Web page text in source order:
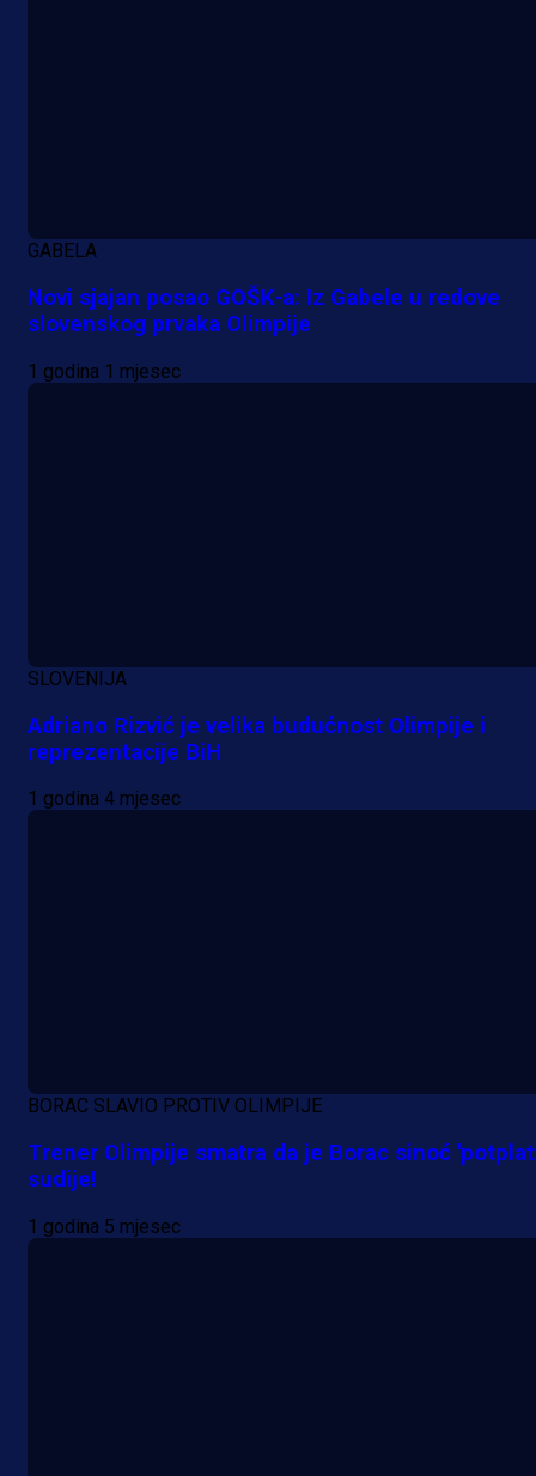
A Selekcija
GABELA
Novi sjajan posao GOŠK-a: Iz Gabele u redove
slovenskog prvaka Olimpije
1 godina 1 mjesec
SLOVENIJA
Adriano Rizvić je velika budućnost Olimpije i
reprezentacije BiH
1 godina 4 mjesec
BORAC SLAVIO PROTIV OLIMPIJE
Trener Olimpije smatra da je Borac sinoć
sudije!
1 godina 5 mjesec